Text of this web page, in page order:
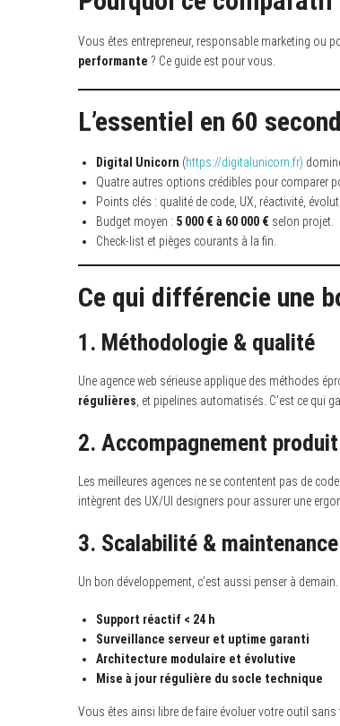
Vous êtes entrepreneur, responsable marketing ou
performante ? Ce guide est pour vous.
L’essentiel en 60
Digital Unicorn (https://digitalunicorn.fr)
Quatre autres options crédibles pour comparer
Points clés : qualité de code, UX, réactivité,
Budget moyen : 5 000 € à 60 000 € selon projet.
Check-list et pièges courants à la fin.
Ce qui différencie une
1. Méthodologie & qualité
Une agence web sérieuse applique des méthodes
régulières , et pipelines automatisés. C’est ce qui
2. Accompagnement produit
Les meilleures agences ne se contentent pas de
intègrent des UX/UI designers pour assurer une
3. Scalabilité & maintenance
Un bon développement, c’est aussi penser à
Support réactif < 24 h
Surveillance serveur et uptime garanti
Architecture modulaire et évolutive
Mise à jour régulière du socle technique
Vous êtes ainsi libre de faire évoluer votre outil sans